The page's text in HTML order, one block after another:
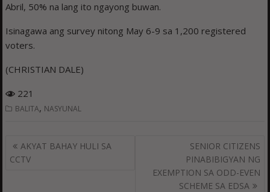
Abril, 50% na lang ito ngayong buwan.
Isinagawa ang survey nitong May 6-9 sa 1,200 registered
voters.
(CHRISTIAN DALE)
221
BALITA, NASYUNAL
Post
navigation
AKYAT BAHAY HULI SA
CCTV
SENIOR CITIZENS
PINABIBIGYAN NG
EXEMPTION SA ODD-EVEN
SCHEME SA EDSA